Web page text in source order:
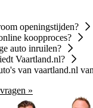
openingstijden?
koopproces?
auto inruilen?
Vaartland.nl?
van vaartland.nl
»